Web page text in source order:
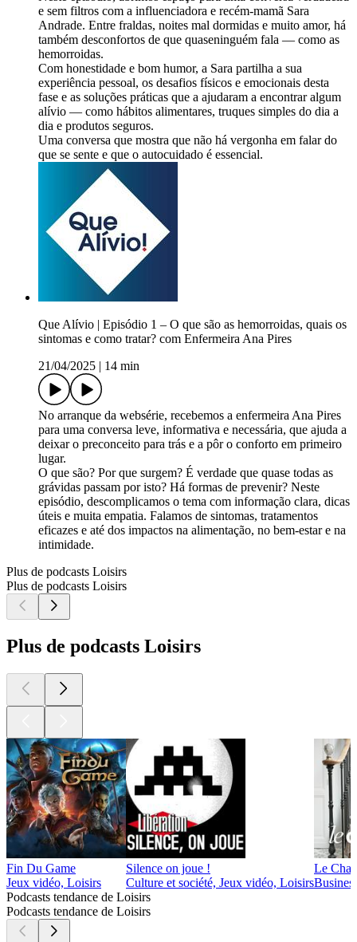
e sem filtros com a influenciadora e recém-mamã Sara
Andrade. Entre fraldas, noites mal dormidas e muito amor, há
também desconfortos de que quaseninguém fala — como as
hemorroidas.
Com honestidade e bom humor, a Sara partilha a sua
experiência pessoal, os desafios físicos e emocionais desta
fase e as soluções práticas que a ajudaram a encontrar algum
alívio — como hábitos alimentares, truques simples do dia a
dia e produtos seguros.
Uma conversa que mostra que não há vergonha em falar do
que se sente e que o autocuidado é essencial.
Que Alívio | Episódio 1 – O que são as hemorroidas, quais os
sintomas e como tratar? com Enfermeira Ana Pires
21/04/2025
14 min
No arranque da websérie, recebemos a enfermeira Ana Pires
para uma conversa leve, informativa e necessária, que ajuda a
deixar o preconceito para trás e a pôr o conforto em primeiro
lugar.
O que são? Por que surgem? É verdade que quase todas as
grávidas passam por isto? Há formas de prevenir? Neste
episódio, descomplicamos o tema com informação clara, dicas
úteis e muita empatia. Falamos de sintomas, tratamentos
eficazes e até dos impactos na alimentação, no bem-estar e na
intimidade.
Plus de podcasts Loisirs
Plus de podcasts Loisirs
Plus de podcasts Loisirs
Fin Du Game
Jeux vidéo, Loisirs
Silence on joue !
Culture et société, Jeux vidéo, Loisirs
Le
Podcasts tendance de Loisirs
Podcasts tendance de Loisirs